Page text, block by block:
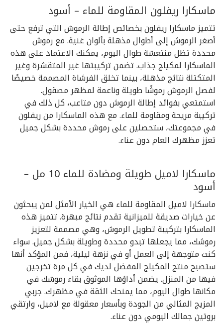
ماسكارا ريفلون المقاومة للماء – أسود
تتميز ماسكارا ريفلون بخصائص إطالة الرموش التي ترفع حتى
أصغر الرموش إلى أطوال مذهلة بألوان غنية. مع رموش
محددة تظل منتعشة طوال اليوم، يمكنك الاعتماد على هذه
الماسكارا لمكياج جذاب. تضمن تركيبتها غير المتقشرة وغير
المتكتلة نتائج مذهلة، بينما تخلق الفرشاة المصممة خصيصًا
لفصل الرموش رموشًا طويلة وناعمة لمظهر مصقول.
استمتعي بفوائد إطالة الرموش دون متاعب، كل ذلك في
تركيبة مريحة ومقاومة للماء. مع هذه الماسكارا من ريفلون
في مجموعتك، ستحصلين على رموش محددة بشكل جميل
تعزز مظهرك العام دون عناء.
ماسكارا لاميل طويلة ومضادة للماء 10 مل –
أسود
ماسكارا لاميل المقاومة للماء هي الخيار الأمثل لمن يبحثون
عن خيارات صديقة للميزانية تقدم نتائج مبهرة. تتميز هذه
الماسكارا بتركيبة تطويل الرموش، وهي مصممة لتعزيز
رموشك، مما يجعلها تبدو محددة وطويلة بشكل جميل. سواء
كنت متوجهة إلى العمل أو في نزهة ليلية، فمن المؤكد أنها
ستصبح منتج المكياج المفضل لديك في كل مرة تخرجين
فيها من المنزل. يضمن أداؤها الموثوق بقاء رموشك في
مكانها طوال اليوم، مما يمنحك الثقة في مظهرك. جربي
المزيج المثالي من الجودة وبأسعار معقولة مع لاميل، وارتقي
بروتين جمالك اليومي دون عناء.